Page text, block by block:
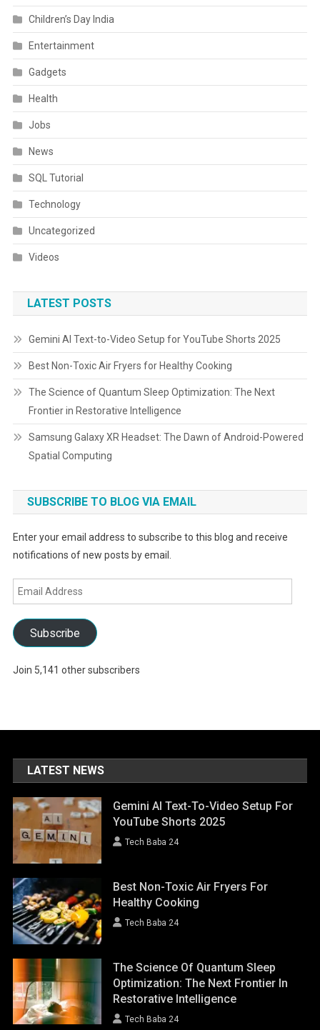
Children’s Day India
Entertainment
Gadgets
Health
Jobs
News
SQL Tutorial
Technology
Uncategorized
Videos
LATEST POSTS
Gemini AI Text-to-Video Setup for YouTube Shorts 2025
Best Non-Toxic Air Fryers for Healthy Cooking
The Science of Quantum Sleep Optimization: The Next
Frontier in Restorative Intelligence
Samsung Galaxy XR Headset: The Dawn of Android-Powered
Spatial Computing
SUBSCRIBE TO BLOG VIA EMAIL
Enter your email address to subscribe to this blog and receive
notifications of new posts by email.
Email
Address
Subscribe
Join 5,141 other subscribers
LATEST NEWS
Gemini AI Text-To-Video Setup For
YouTube Shorts 2025
Tech Baba 24
Best Non-Toxic Air Fryers For
Healthy Cooking
Tech Baba 24
The Science Of Quantum Sleep
Optimization: The Next Frontier In
Restorative Intelligence
Tech Baba 24